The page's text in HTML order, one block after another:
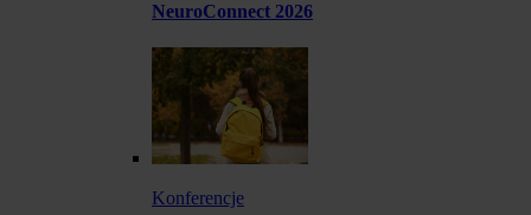
NeuroConnect 2026
Konferencje